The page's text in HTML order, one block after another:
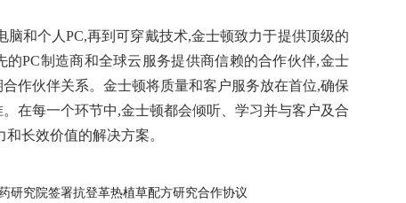
脑和个人PC,再到可穿戴技术,金士顿致力于提供顶级的
PC制造商和全球云服务提供商信赖的合作伙伴,金士
作伙伴关系。金士顿将质量和客户服务放在首位,确保
在每一个环节中,金士顿都会倾听、学习并与客户及合
长效价值的解决方案。
研究院签署抗登革热植草配方研究合作协议